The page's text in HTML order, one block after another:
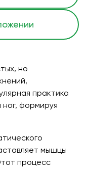
но
практика
формируя
мышцы
процесс